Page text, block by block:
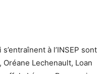
à l’INSEP sont
Lechenault, Loan